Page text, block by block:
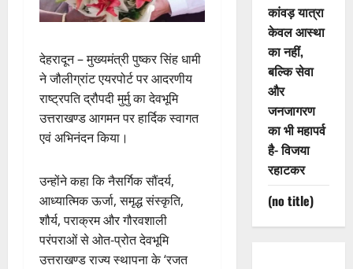
देहरादून – मुख्यमंत्री पुष्कर सिंह धामी
ने जौलीग्रांट एयरपोर्ट पर आदरणीय
राष्ट्रपति द्रौपदी मुर्मु का देवभूमि
उत्तराखण्ड आगमन पर हार्दिक स्वागत
एवं अभिनंदन किया।
उन्होंने कहा कि नैसर्गिक सौंदर्य,
आध्यात्मिक ऊर्जा, समृद्ध संस्कृति,
शौर्य, पराक्रम और गौरवशाली
परंपराओं से ओत-प्रोत देवभूमि
उत्तराखण्ड राज्य स्थापना के ‘रजत
कांवड़ यात्रा
केवल आस्था
का नहीं,
बल्कि सेवा
और
जनजागरण
का भी महापर्व
है- विजया
रहाटकर
(no title)